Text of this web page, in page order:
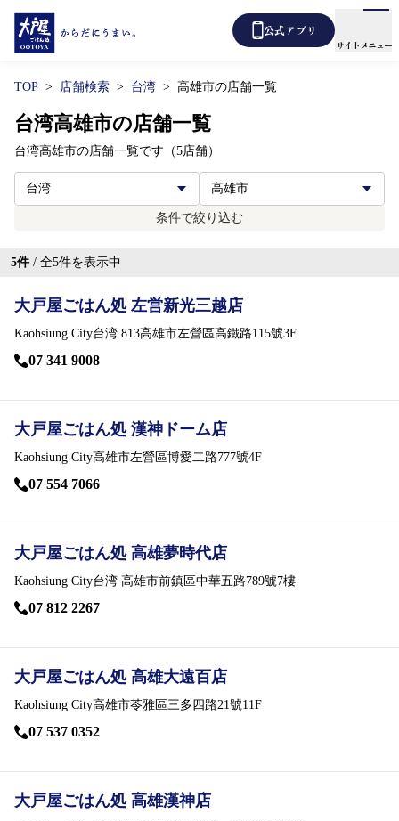
公式アプリ
サイトメニュー
メニュー
テイクアウト
あばうと大戸屋
よくあるご質問
各種表示について
お問い合わせ
会社情報
TOP 店舗検索 台湾 高雄市の店舗一覧
台湾高雄市の店舗一覧
台湾高雄市の店舗一覧です（5店舗）
条件で絞り込む
5件 / 全5件を表示中
大戸屋ごはん処 左営新光三越店
Kaohsiung City台湾 813高雄市左營區高鐵路115號3F
07 341 9008
大戸屋ごはん処 漢神ドーム店
Kaohsiung City高雄市左營區博愛二路777號4F
07 554 7066
大戸屋ごはん処 高雄夢時代店
Kaohsiung City台湾 高雄市前鎮區中華五路789號7樓
07 812 2267
大戸屋ごはん処 高雄大遠百店
Kaohsiung City高雄市苓雅區三多四路21號11F
07 537 0352
大戸屋ごはん処 高雄漢神店